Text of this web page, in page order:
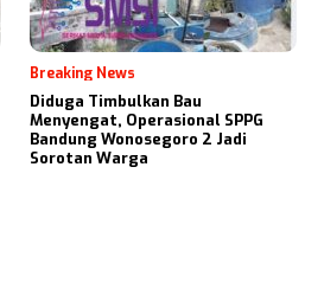
Breaking News
Diduga Timbulkan Bau
Menyengat, Operasional SPPG
Bandung Wonosegoro 2 Jadi
Sorotan Warga